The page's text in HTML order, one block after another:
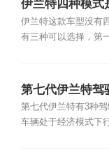
伊兰特四种模式
伊兰特这款车型没有
有三种可以选择，第
第七代伊兰特驾
第七代伊兰特有3种
车辆处于经济模式下